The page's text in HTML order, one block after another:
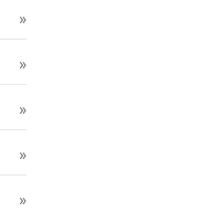
»
»
»
»
»